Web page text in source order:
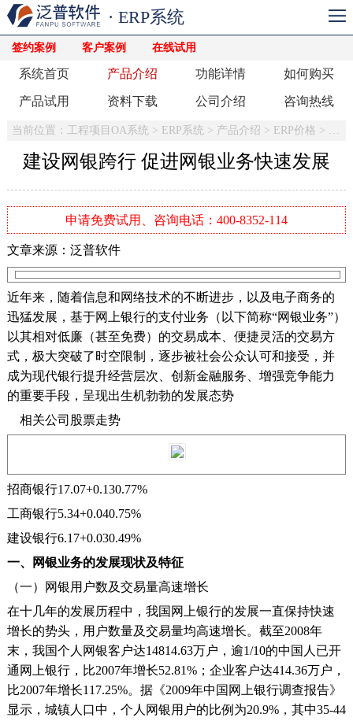
签约案例 客户案例 在线试用
· ERP系统
系统首页 产品介绍 功能详情 如何购买
产品试用 资料下载 公司介绍 咨询热线
当前位置： 工程项目OA系统 > ERP系统 > 产品介绍 > ERP价格 >
建设网银跨行 促进网银业务快速发展
申请免费试用、咨询电话：400-8352-114
文章来源：泛普软件
近年来，随着信息和网络技术的不断进步，以及电子商务的
迅猛发展，基于网上银行的支付业务（以下简称“网银业务”）
以其相对低廉（甚至免费）的交易成本、便捷灵活的交易方
式，极大突破了时空限制，逐步被社会公众认可和接受，并
成为现代银行提升经营层次、创新金融服务、增强竞争能力
的重要手段，呈现出生机勃勃的发展态势
相关公司股票走势
招商银行17.07+0.130.77%
工商银行5.34+0.040.75%
建设银行6.17+0.030.49%
一、网银业务的发展现状及特征
（一）网银用户数及交易量高速增长
在十几年的发展历程中，我国网上银行的发展一直保持快速
增长的势头，用户数量及交易量均高速增长。截至2008年
末，我国个人网银客户达14814.63万户，逾1/10的中国人已开
通网上银行，比2007年增长52.81%；企业客户达414.36万户，
比2007年增长117.25%。据《2009年中国网上银行调查报告》
显示，城镇人口中，个人网银用户的比例为20.9%，其中35-44